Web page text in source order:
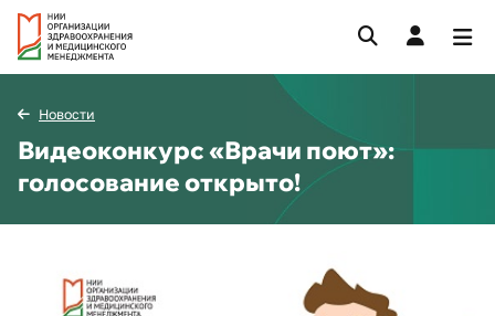
Новости
Видеоконкурс «Врачи поют»:
голосование открыто!